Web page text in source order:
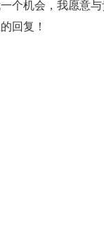
个机会，我愿意
回复！